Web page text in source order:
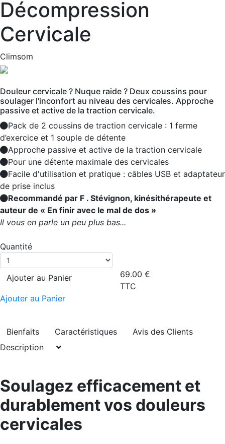
Décompression
Cervicale
Climsom
Douleur cervicale ? Nuque raide ? Deux coussins pour
soulager l'inconfort au niveau des cervicales. Approche
passive et active de la traction cervicale.
Pack de 2 coussins de traction cervicale : 1 ferme
d’exercice et 1 souple de détente
Approche passive et active de la traction cervicale
Pour une détente maximale des cervicales
Facile d'utilisation et pratique : câbles USB et adaptateur
de prise inclus
Recommandé par F . Stévignon, kinésithérapeute et
auteur de « En finir avec le mal de dos »
Il vous en parle un peu plus bas...
Quantité
Ajouter au Panier
Ajouter au Panier
69.00 €
TTC
Bienfaits Caractéristiques
Avis des Clients
Description
Soulagez efficacement et
durablement vos douleurs
cervicales